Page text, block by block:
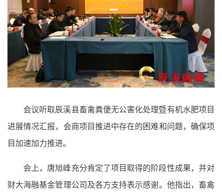
会议听取辰溪县畜禽粪便无公害化处理暨有机水肥项目
进展情况汇报，会商项目推进中存在的困难和问题，确保项
目加速加力推进。
会上，唐旭峰充分肯定了项目取得的阶段性成果，并对
财大海融基金管理公司及各方支持表示感谢。他指出，畜禽